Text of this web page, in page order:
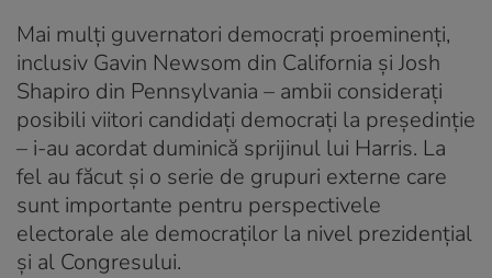
Mai mulţi guvernatori democraţi proeminenţi,
inclusiv Gavin Newsom din California şi Josh
Shapiro din Pennsylvania – ambii consideraţi
posibili viitori candidaţi democraţi la preşedinţie
– i-au acordat duminică sprijinul lui Harris. La
fel au făcut şi o serie de grupuri externe care
sunt importante pentru perspectivele
electorale ale democraţilor la nivel prezidenţial
şi al Congresului.